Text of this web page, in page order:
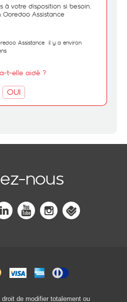
à votre disposition si besoin.
Ooredoo Assistance
Assistance il y a environ
t-elle aidé ?
OUI
nous
de modifier totalement ou